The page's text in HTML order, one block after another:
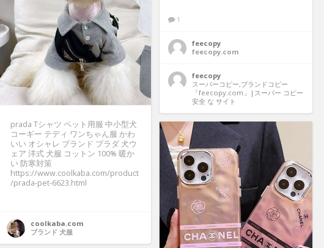
1
feecopy
feecopy.com
feecopy
スーパーコピー,ブランドコピー
「feecopy.com」|スーパー コピー
安全 な サイト
prada Tシャツ ペット用服 中小型犬
コーギー テディ ワンちゃん服 かわ
いい オシャレ ブランド プラダ 犬ウ
ェア 洋式 犬服 コットン 100% 暖か
い 防寒対策
https://www.coolkaba.com/product
/prada-pet-6623.html
coolkaba.com
ブランド 犬服